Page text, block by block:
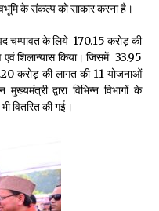
10 May
9 May
के संकल्प को साकार करना है।
चम्पावत के लिये ₹ 170.15 करोड़ की
शिलान्यास किया। जिसमें ₹ 33.95
करोड़ की लागत की 11 योजनाओं
द्वारा विभिन्न विभागों के
वितरित की गई।